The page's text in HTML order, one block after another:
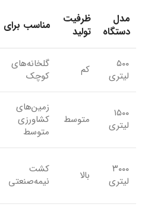
مدل
دستگاه
ظرفیت
تولید
مناسب برای
۵۰۰
لیتری
کم
گلخانه‌های
کوچک
۱۵۰۰
لیتری
متوسط
زمین‌های
کشاورزی
متوسط
۳۰۰۰
لیتری
بالا
کشت
نیمه‌صنعتی